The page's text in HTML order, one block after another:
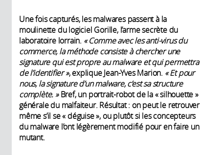
Une fois capturés, les malwares passent à la
moulinette du logiciel Gorille, l’arme secrète du
laboratoire lorrain. « Comme avec les anti-virus du
commerce, la méthode consiste à chercher une
signature qui est propre au malware et qui permettra
de l’identifier », explique Jean-Yves Marion. «Et pour
nous, la signature d’un malware, c’est sa structure
complète. »Bref, un portrait-robot de la « silhouette »
générale du malfaiteur. Résultat : on peut le retrouver
même s’il se « déguise », ou plutôt si les concepteurs
du malware l’ont légèrement modifié pour en faire un
mutant.